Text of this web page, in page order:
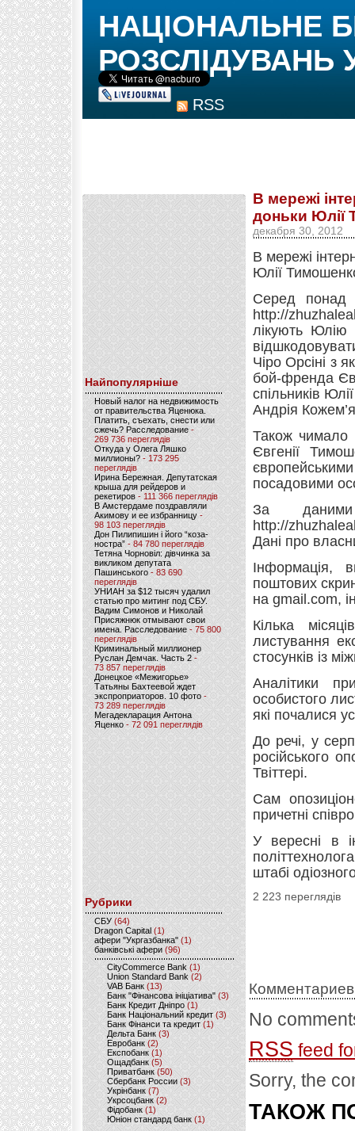
RSS
НАЦІОНАЛЬНЕ
РОЗСЛІДУВАНЬ
Найпопулярніше
Новый налог на недвижимость
от правительства Яценюка.
Платить, съехать, снести или
сжечь? Расследование-
269 736 переглядів
Откуда у Олега Ляшко
миллионы? - 173 295
переглядів
Ирина Бережная. Депутатская
крыша для рейдеров и
рекетиров - 111 366 переглядів
В Амстердаме поздравляли
Акимову и ее избранницу -
98 103 переглядів
Дон Пилипишин і його “коза-
ностра” - 84 780 переглядів
Тетяна Чорновіл: дівчинка за
викликом депутата
Пашинського- 83 690
переглядів
УНИАН за $12 тысяч удалил
статью про митинг под СБУ.
Вадим Симонов и Николай
Присяжнюк отмывают свои
имена. Расследование - 75 800
переглядів
Криминальный миллионер
Руслан Демчак. Часть 2-
73 857 переглядів
Донецкое «Межигорье»
Татьяны Бахтеевой ждет
экспроприаторов. 10 фото -
73 289 переглядів
Мегадекларация Антона
Яценко - 72 091 переглядів
Рубрики
CБУ (64)
Dragon Capital (1)
афери "Укргазбанка" (1)
банківські афери (96)
CityCommerce Bank (1)
Union Standard Bank (2)
VAB Банк (13)
Банк "Фінансова ініціатива" (3)
Банк Кредит Дніпро (1)
Банк Національний кредит (3)
Банк Фінанси та кредит (1)
Дельта Банк (3)
Евробанк(2)
Експобанк (1)
Ощадбанк(5)
Приватбанк (50)
Сбербанк России (3)
Укрінбанк(7)
Укрсоцбанк (2)
Фідобанк (1)
Юніон стандард банк(1)
В мережі
доньки Юлії
декабря 30, 2012
В мережі
Юлії
Серед понад
http://
лікують Юлію
Чіро Орсіні з
бой-френда
спільників
Андрія
Також чимало
Євгенії
посадовими
За даними
http://
Дані про
Інформація,
поштових
на gmail.com,
Кілька
листування
стосунків із
Аналітики
особистого
які почалися
До речі, у
російського
Твіттері.
Сам
причетні
У вересні в
штабі
2 223 переглядів
No
RSS feed
Sorry, the
ТАКОЖ